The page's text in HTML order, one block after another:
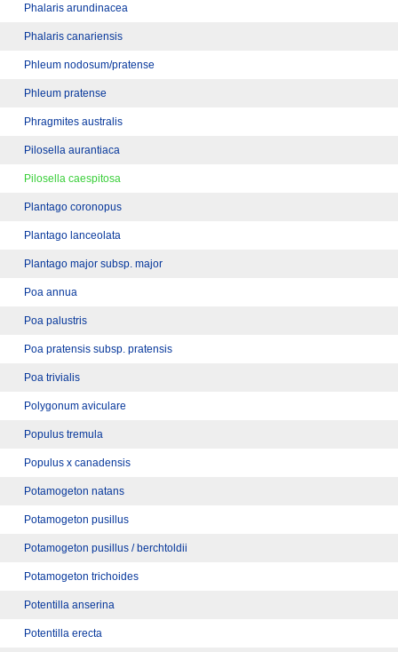
Phalaris arundinacea
Phalaris canariensis
Phleum nodosum/pratense
Phleum pratense
Phragmites australis
Pilosella aurantiaca
Pilosella caespitosa
Plantago coronopus
Plantago lanceolata
Plantago major subsp. major
Poa annua
Poa palustris
Poa pratensis subsp. pratensis
Poa trivialis
Polygonum aviculare
Populus tremula
Populus x canadensis
Potamogeton natans
Potamogeton pusillus
Potamogeton pusillus / berchtoldii
Potamogeton trichoides
Potentilla anserina
Potentilla erecta